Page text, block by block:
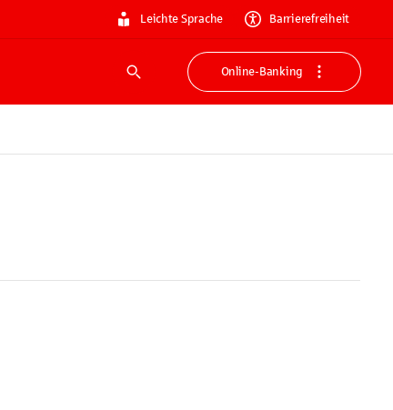
Leichte Sprache Barrierefreiheit
Suche
Online-Banking